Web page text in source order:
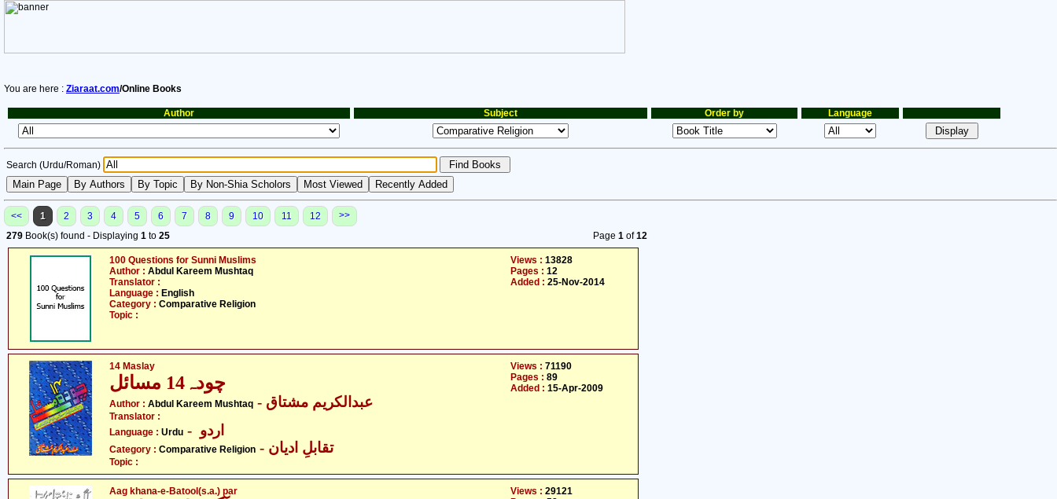
You are here : Ziaraat.com/Online Books
Author Subject Order by Language
Search (Urdu/Roman)
<< 1 2 3 4 5 6 7 8 9 10 11 12
>>
279 Book(s) found - Displaying 1 to 25 Page 1 of12
100 Questions for Sunni Muslims
Author : Abdul Kareem Mushtaq
Translator :
Language : English
Category : Comparative Religion
Topic :
Views : 13828
Pages : 12
Added : 25-Nov-2014
14 Maslay
چودہ14 مسائل
Author : Abdul Kareem Mushtaq - عبدالکریم مشتاق
Translator :
Language : Urdu
Category : Comparative Religion - تقابلِ ادیان
Topic :
Views : 71190
Pages : 89
Added : 15-Apr-2009
Aag khana-e-Batool(s.a.) par Views : 29121